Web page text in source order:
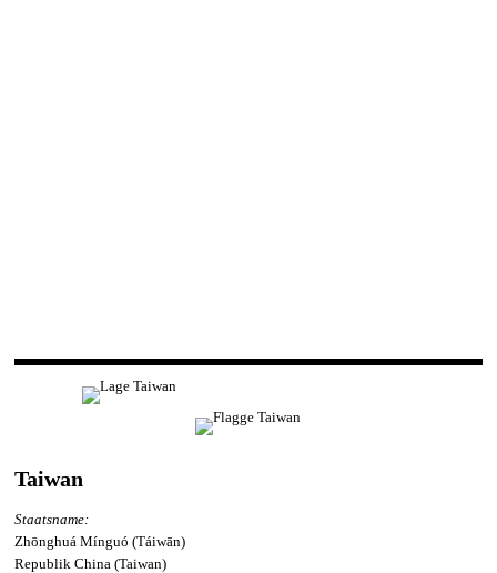
Taiwan
Staatsname:
Zhōnghuá Mínguó (Táiwān)
Republik China (Taiwan)